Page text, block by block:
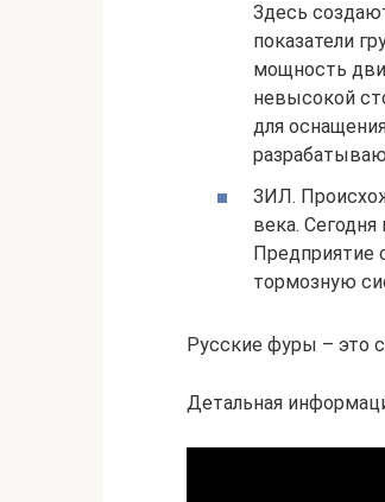
Здесь
показатели
мощность
невысокой
для
ЗИЛ.
века.
Предприятие
тормозную
Русские фуры – это
Детальная